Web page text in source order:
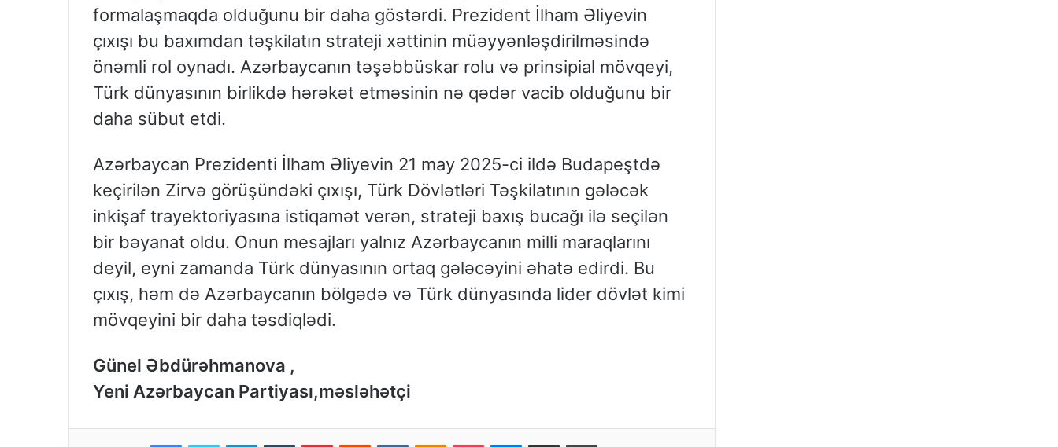
formalaşmaqda olduğunu bir daha göstərdi. Prezident İlham Əliyevin
çıxışı bu baxımdan təşkilatın strateji xəttinin müəyyənləşdirilməsində
önəmli rol oynadı. Azərbaycanın təşəbbüskar rolu və prinsipial mövqeyi,
Türk dünyasının birlikdə hərəkət etməsinin nə qədər vacib olduğunu bir
daha sübut etdi.
Azərbaycan Prezidenti İlham Əliyevin 21 may 2025-ci ildə Budapeştdə
keçirilən Zirvə görüşündəki çıxışı, Türk Dövlətləri Təşkilatının gələcək
inkişaf trayektoriyasına istiqamət verən, strateji baxış bucağı ilə seçilən
bir bəyanat oldu. Onun mesajları yalnız Azərbaycanın milli maraqlarını
deyil, eyni zamanda Türk dünyasının ortaq gələcəyini əhatə edirdi. Bu
çıxış, həm də Azərbaycanın bölgədə və Türk dünyasında lider dövlət kimi
mövqeyini bir daha təsdiqlədi.
Günel Əbdürəhmanova ,
Yeni Azərbaycan Partiyası,məsləhətçi